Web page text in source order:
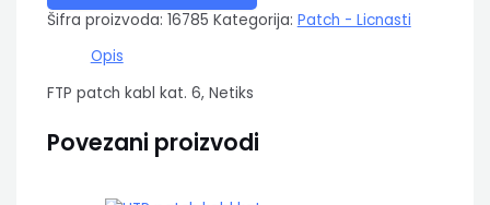
Šifra proizvoda: 16785 Kategorija: Patch - Licnasti
Opis
FTP patch kabl kat. 6, Netiks
Povezani proizvodi